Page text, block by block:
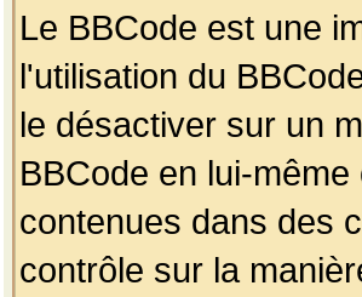
Le BBCode est une
l'utilisation du
le désactiver sur un
BBCode en lui-
contenues dans des
contrôle sur la